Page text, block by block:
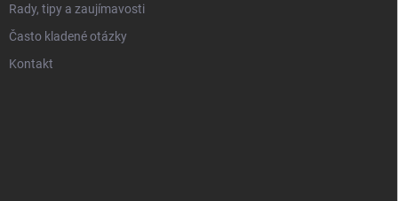
Rady, tipy a zaujímavosti
Často kladené otázky
Kontakt